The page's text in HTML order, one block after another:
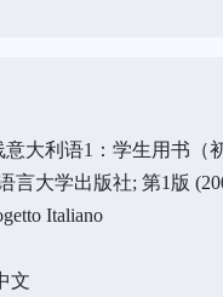
大利语1：学生用书（
言大学出版社; 第1版
Italiano
文